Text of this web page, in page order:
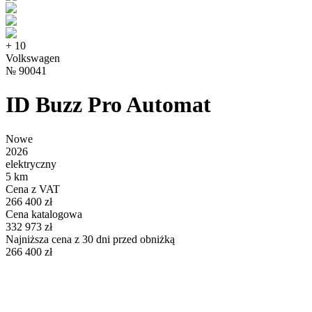
+ 10
Volkswagen
№ 90041
ID Buzz Pro Automat
Nowe
2026
elektryczny
5 km
Cena z VAT
266 400 zł
Cena katalogowa
332 973 zł
Najniższa cena z 30 dni przed obniżką
266 400 zł